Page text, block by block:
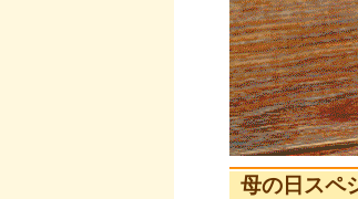
母の日スペ